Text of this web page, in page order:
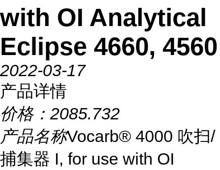
with OI Analytical
Eclipse 4660, 4560
2022-03-17
产品详情
价格： 2085.732
产品名称Vocarb® 4000 吹扫/
捕集器 I, for use with OI